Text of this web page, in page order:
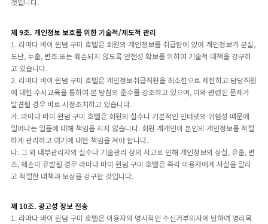
것입니다.
제 9조. 개인정보 보호를 위한 기술적/제도적 관리
1. 라마다 바이 윈덤 구미 호텔은 회원의 개인정보를 취급함에 있어 개인정보가 분실,
도난, 누출, 변조 또는 훼손되지 않도록 안전성 확보를 위하여 기술적 대책을 강구하
고 있습니다.
2. 라마다 바이 윈덤 구미 호텔은 개인정보취급직원을 최소한으로 제한하고 담당직원
에 대한 수시교육을 통하여 본 방침의 준수를 강조하고 있으며, 이와 관련된 문제가
발견될 경우 바로 시정조치하고 있습니다.
가. 라마다 바이 윈덤 구미 호텔은 회원의 실수나 기본적인 인터넷의 위험성 때문에
일어나는 일들에 대해 책임을 지지 않습니다. 회원 개개인이 본인의 개인정보를 적절
하게 관리하고 여기에 대한 책임을 져야 합니다.
나. 그 외 내부관리자의 실수나 기술관리 상의 사고로 인해 개인정보의 상실, 유출, 변
조, 훼손이 유발될 경우 라마다 바이 윈덤 구미 호텔은 즉각 이용자에게 사실을 알리
고 적절한 대책과 보상을 강구할 것입니다.
제 10조. 광고성 정보 전송
1. 라마다 바이 윈덤 구미 호텔은 이용자의 명시적인 수신거부의사에 반하여 영리목